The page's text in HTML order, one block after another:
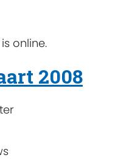
online.
2008